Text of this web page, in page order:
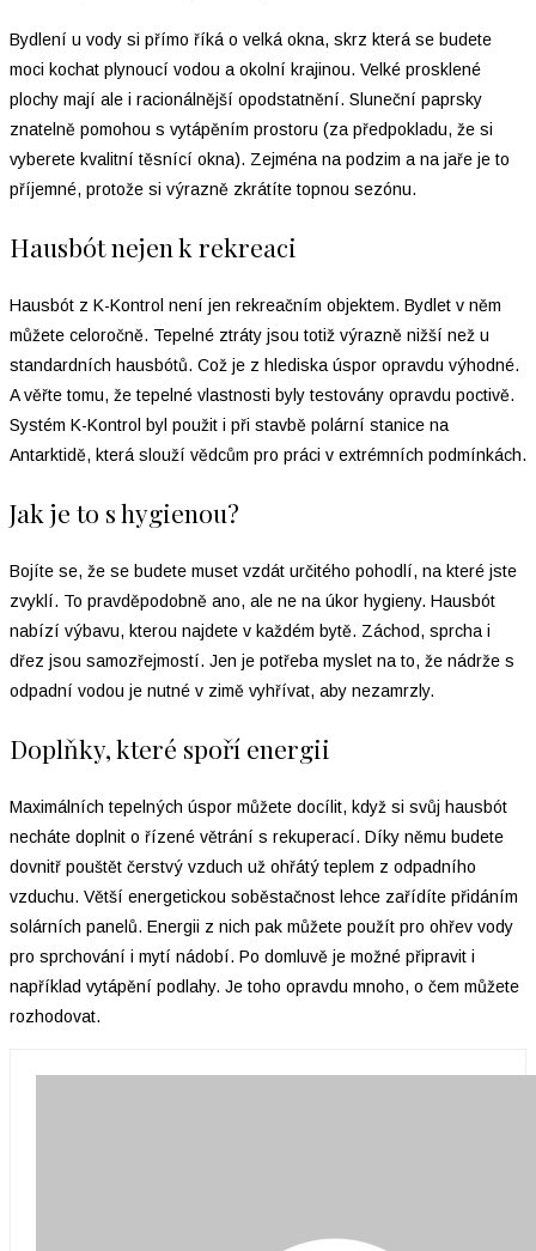
Bydlení u vody si přímo říká o velká okna, skrz která se budete
moci kochat plynoucí vodou a okolní krajinou. Velké prosklené
plochy mají ale i racionálnější opodstatnění. Sluneční paprsky
znatelně pomohou s vytápěním prostoru (za předpokladu, že si
vyberete kvalitní těsnící okna). Zejména na podzim a na jaře je to
příjemné, protože si výrazně zkrátíte topnou sezónu.
Hausbót nejen k rekreaci
Hausbót z K-Kontrol není jen rekreačním objektem. Bydlet v něm
můžete celoročně. Tepelné ztráty jsou totiž výrazně nižší než u
standardních hausbótů. Což je z hlediska úspor opravdu výhodné.
A věřte tomu, že tepelné vlastnosti byly testovány opravdu poctivě.
Systém K-Kontrol byl použit i při stavbě polární stanice na
Antarktidě, která slouží vědcům pro práci v extrémních podmínkách.
Jak je to s hygienou?
Bojíte se, že se budete muset vzdát určitého pohodlí, na které jste
zvyklí. To pravděpodobně ano, ale ne na úkor hygieny. Hausbót
nabízí výbavu, kterou najdete v každém bytě. Záchod, sprcha i
dřez jsou samozřejmostí. Jen je potřeba myslet na to, že nádrže s
odpadní vodou je nutné v zimě vyhřívat, aby nezamrzly.
Doplňky, které spoří energii
Maximálních tepelných úspor můžete docílit, když si svůj hausbót
necháte doplnit o řízené větrání s rekuperací. Díky němu budete
dovnitř pouštět čerstvý vzduch už ohřátý teplem z odpadního
vzduchu. Větší energetickou soběstačnost lehce zařídíte přidáním
solárních panelů. Energii z nich pak můžete použít pro ohřev vody
pro sprchování i mytí nádobí. Po domluvě je možné připravit i
například vytápění podlahy. Je toho opravdu mnoho, o čem můžete
rozhodovat.